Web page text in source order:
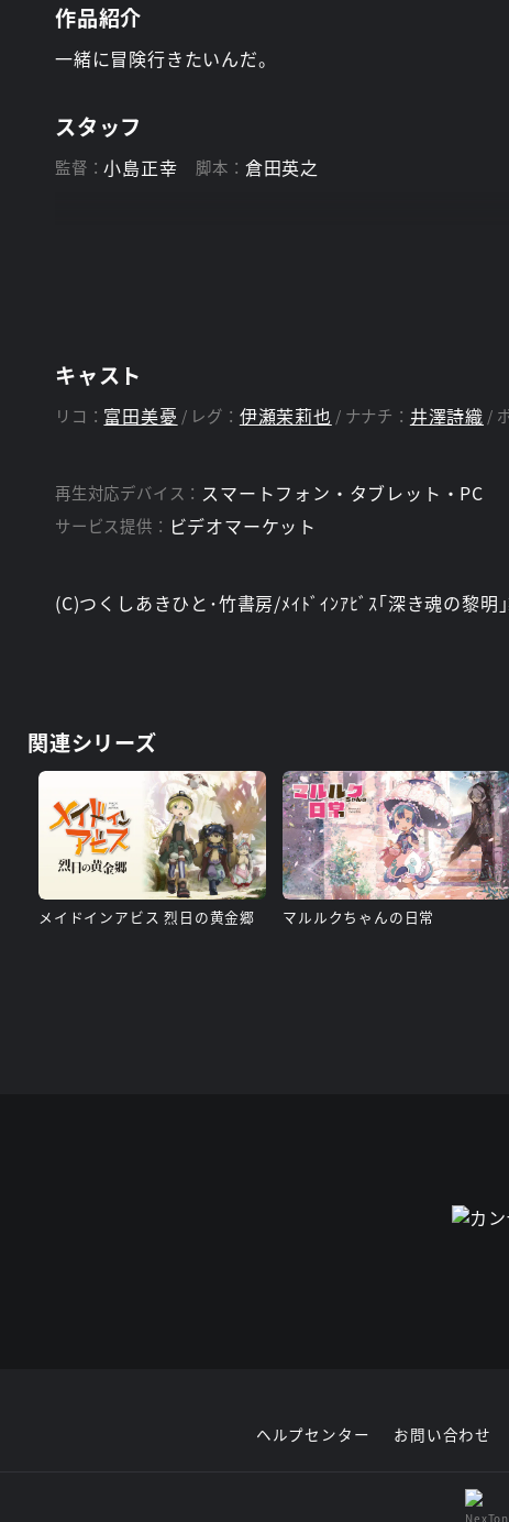
作品紹介
一緒に冒険行きたいんだ。
スタッフ
監督：小島正幸 脚本： 倉田英之
キャスト
リコ： 富田美憂 レグ： 伊瀬茉莉也 ナナチ： 井澤詩織
再生対応デバイス： スマートフォン・タブレット・PC
サービス提供： ビデオマーケット
(C)つくしあきひと･竹書房/ﾒｲﾄﾞｲﾝｱﾋﾞｽ｢深き魂の黎明
関連シリーズ
メイドインアビス 烈日の黄金郷 マルルクちゃんの日常
ヘルプセンター お問い合わせ